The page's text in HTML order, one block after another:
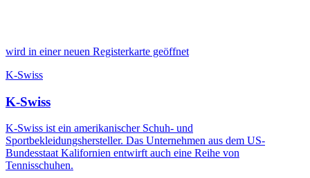
wird in einer neuen Registerkarte geöffnet
K-Swiss
K-Swiss
K-Swiss ist ein amerikanischer Schuh- und
Sportbekleidungshersteller. Das Unternehmen aus dem US-
Bundesstaat Kalifornien entwirft auch eine Reihe von
Tennisschuhen.